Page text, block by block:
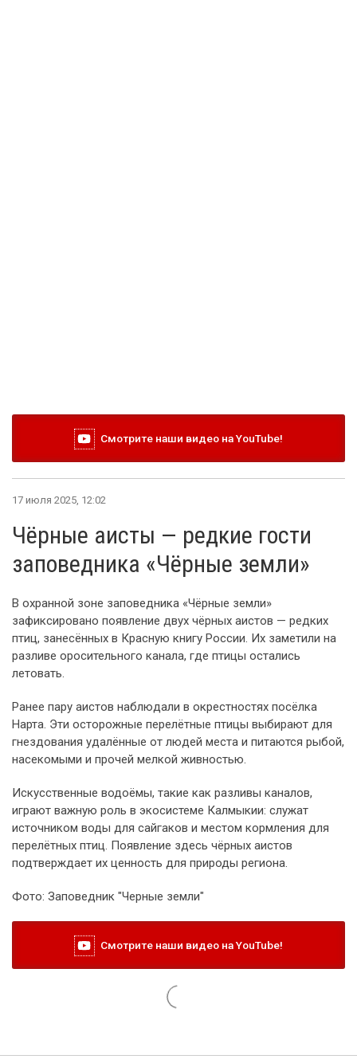
Смотрите наши видео на YouTube!
17 июля 2025, 12:02
Чёрные аисты — редкие гости
заповедника «Чёрные земли»
В охранной зоне заповедника «Чёрные земли»
зафиксировано появление двух чёрных аистов — редких
птиц, занесённых в Красную книгу России. Их заметили на
разливе оросительного канала, где птицы остались
летовать.
Ранее пару аистов наблюдали в окрестностях посёлка
Нарта. Эти осторожные перелётные птицы выбирают для
гнездования удалённые от людей места и питаются рыбой,
насекомыми и прочей мелкой живностью.
Искусственные водоёмы, такие как разливы каналов,
играют важную роль в экосистеме Калмыкии: служат
источником воды для сайгаков и местом кормления для
перелётных птиц. Появление здесь чёрных аистов
подтверждает их ценность для природы региона.
Фото: Заповедник "Черные земли"
Смотрите наши видео на YouTube!